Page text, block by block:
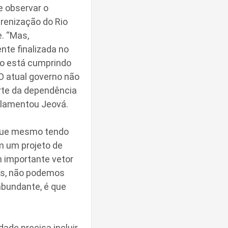
observar o
do Rio
“Mas,
finalizada no
está cumprindo
atual governo não
da dependência
Jeová.
mesmo tendo
um projeto de
importante vetor
não podemos
é que